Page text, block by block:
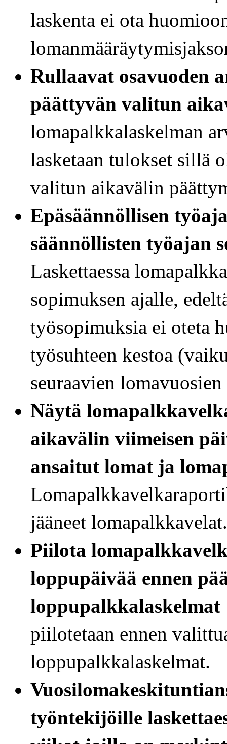
laskenta ei ota
Rullaavat osavuoden
päättyvän valitun
lomapalkkalaskelman
lasketaan tulokset sillä
valitun aikavälin
Epäsäännöllisen
säännöllisten työajan
Laskettaessa
sopimuksen ajalle,
työsopimuksia ei oteta
työsuhteen kestoa
seuraavien
Näytä
aikavälin viimeisen
ansaitut lomat ja
jääneet lomapalkkavelat.
Piilota
loppupäivää ennen
loppupalkkalaskelmat
piilotetaan ennen
loppupalkkalaskelmat.
työntekijöille